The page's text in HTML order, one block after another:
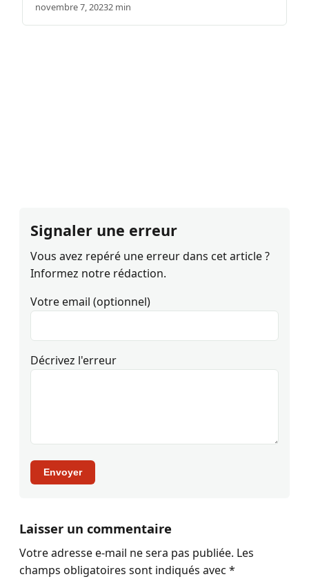
novembre 7, 20232 min
Signaler une erreur
Vous avez repéré une erreur dans cet article ?
Informez notre rédaction.
Votre email (optionnel)
Décrivez l'erreur
Envoyer
Laisser un commentaire
Votre adresse e-mail ne sera pas publiée. Les
champs obligatoires sont indiqués avec *